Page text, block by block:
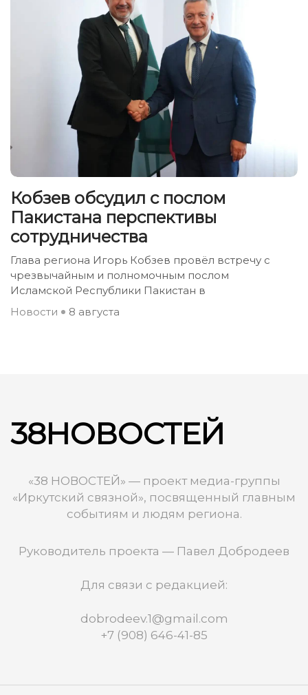
Кобзев обсудил с послом
Пакистана перспективы
сотрудничества
Глава региона Игорь Кобзев провёл встречу с
чрезвычайным и полномочным послом
Исламской Республики Пакистан в
Новости
8 августа
38НОВОСТЕЙ
«38 НОВОСТЕЙ» — проект медиа-группы
«Иркутский связной», посвященный главным
событиям и людям региона.
Руководитель проекта — Павел Добродеев
Для связи с редакцией:
dobrodeev.1@gmail.com
+7 (908) 646-41-85